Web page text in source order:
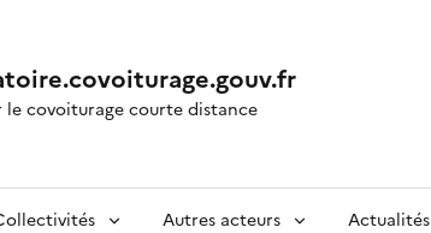
le covoiturage courte distance
Autres acteurs Actualités